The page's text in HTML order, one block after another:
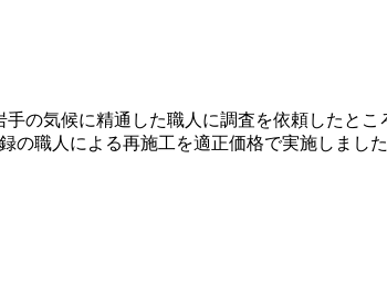
の気候に精通した職人に調査を依頼したとこ
職人による再施工を適正価格で実施しました